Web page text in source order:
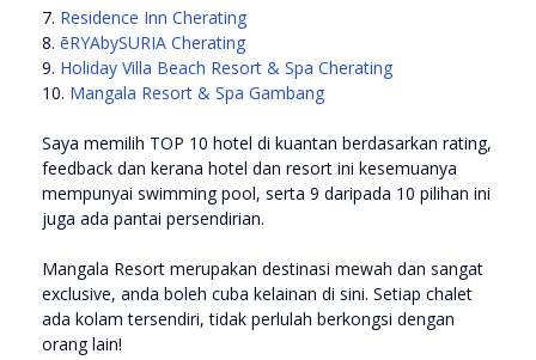
7. Residence Inn Cherating
8. ēRYAbySURIA Cherating
9. Holiday Villa Beach Resort & Spa Cherating
10. Mangala Resort & Spa Gambang
Saya memilih TOP 10 hotel di kuantan berdasarkan rating,
feedback dan kerana hotel dan resort ini kesemuanya
mempunyai swimming pool, serta 9 daripada 10 pilihan ini
juga ada pantai persendirian.
Mangala Resort merupakan destinasi mewah dan sangat
exclusive, anda boleh cuba kelainan di sini. Setiap chalet
ada kolam tersendiri, tidak perlulah berkongsi dengan
orang lain!